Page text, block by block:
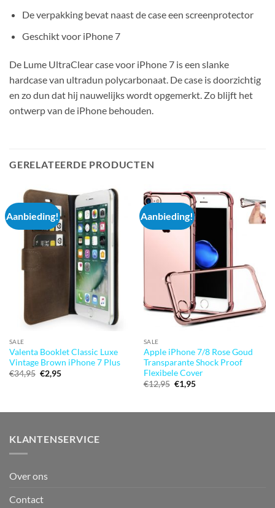
De verpakking bevat naast de case een screenprotector
Geschikt voor iPhone 7
De Lume UltraClear case voor iPhone 7 is een slanke
hardcase van ultradun polycarbonaat. De case is doorzichtig
en zo dun dat hij nauwelijks wordt opgemerkt. Zo blijft het
ontwerp van de iPhone behouden.
GERELATEERDE PRODUCTEN
Aanbieding!
SALE
Valenta Booklet Classic Luxe
Vintage Brown iPhone 7 Plus
€34,95 Oorspronkelijke
prijs
€2,95Huidige
Aanbieding!
SALE
Apple iPhone 7/8 Rose Goud
Transparante Shock Proof
Flexibele Cover
€12,95 Oorspronkelijke
prijs
€1,95Huidige
KLANTENSERVICE
Over ons
Contact